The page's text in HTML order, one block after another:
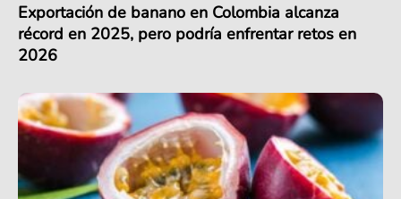
Exportación de banano en Colombia alcanza
récord en 2025, pero podría enfrentar retos en
2026